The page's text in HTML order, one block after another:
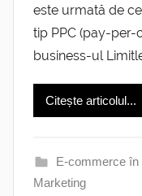
este urmată de
tip PPC (pay-per-
business-ul
Citește articolul...
E-commerce în
Marketing